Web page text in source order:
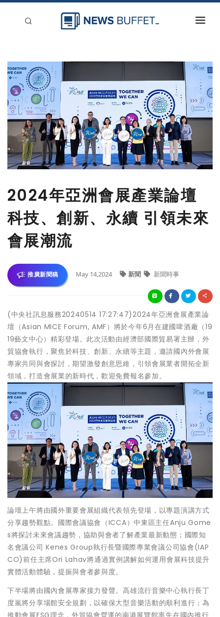
新聞稿分類
登入
刊登
2024年亞洲會展產業論壇
科技、創新、永續 引領未來
會展潮流
推廣新聞稿 May 14,2024 新聞 新聞時事
(中央社訊息服務20240514 17:27:47)2024年亞洲會展產業論
壇（Asian MICE Forum, AMF）將於今年6月在建國啤酒廠（19
19藝文中心）精彩登場。此次活動由經濟部國際貿易署主辦，外
貿協會執行，聚焦於科技、創新、永續等主題，邀請國內外會展
專家共同與會探討，期望激發創意思維，引領會展業者開拓全新
領域，打造會展業的新時代，歡迎免費報名參加。
論壇上午將由國外重要會展組織代表領先登場，以專題演講方式
分享趨勢觀點。國際會議協會（ICCA）中東區主任Anju Gome
s將探討未來會議趨勢，協助與會者了解產業最新動態；國際知
名會議公司 Kenes Group執行長暨國際專業會議公司協會(IAP
CO)前任主席Ori Lahav將通過實例講解如何運用會展科技提升
實體活動體驗，提振與會者參與度。
下半場將由國內會展專家接力發聲。高雄流行音樂中心執行長丁
度嵐將分享場館安全規劃，以確保大型音樂活動的順利進行；為
推動會展ESG理念，外貿協會營運的南港展覽館率先在國內推行